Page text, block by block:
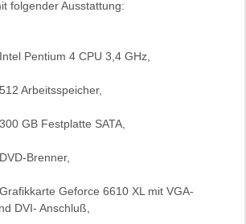
folgender Ausstattung:
Pentium 4 CPU 3,4 GHz,
Arbeitsspeicher,
GB Festplatte SATA,
Brenner,
Geforce 6610 XL mit VGA-
DVI- Anschluß,